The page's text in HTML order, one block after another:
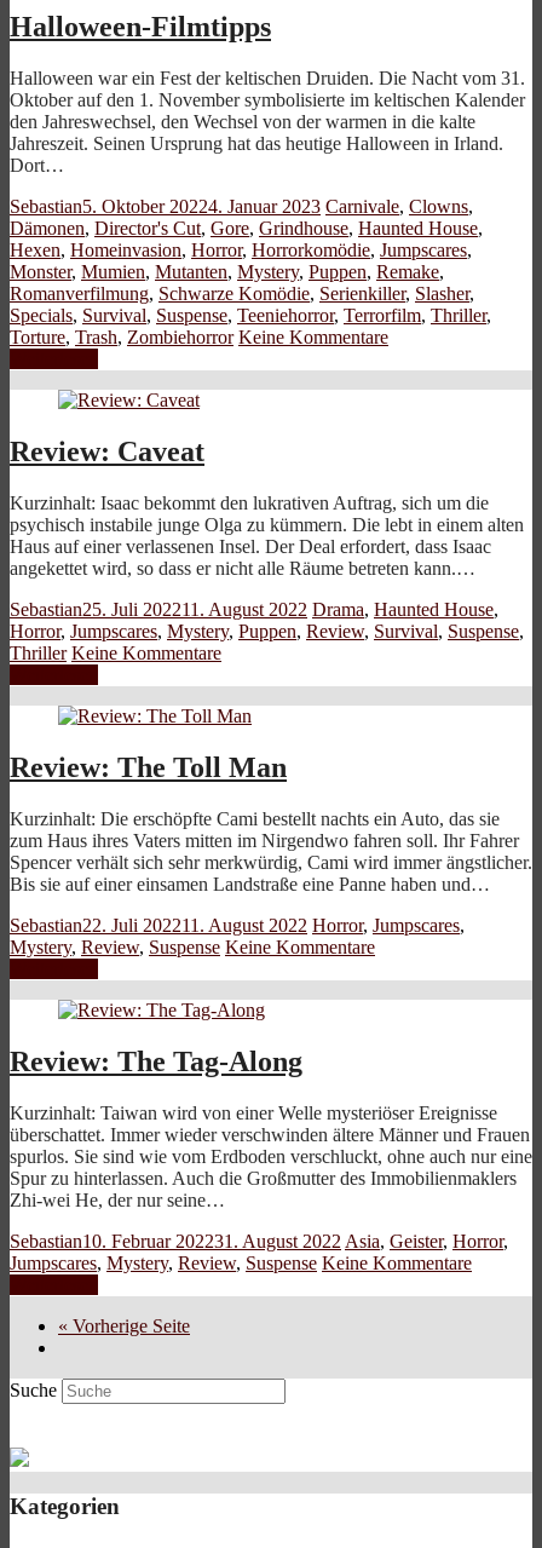
Halloween-Filmtipps
Halloween war ein Fest der keltischen Druiden. Die Nacht vom 31.
Oktober auf den 1. November symbolisierte im keltischen Kalender
den Jahreswechsel, den Wechsel von der warmen in die kalte
Jahreszeit. Seinen Ursprung hat das heutige Halloween in Irland.
Dort…
Sebastian5. Oktober 20224. Januar 2023 Carnivale, Clowns,
Dämonen, Director's Cut, Gore, Grindhouse, Haunted House,
Hexen, Homeinvasion, Horror, Horrorkomödie, Jumpscares,
Monster, Mumien, Mutanten, Mystery, Puppen, Remake,
Romanverfilmung, Schwarze Komödie, Serienkiller, Slasher,
Specials, Survival, Suspense, Teeniehorror, Terrorfilm, Thriller,
Torture, Trash, Zombiehorror Keine Kommentare
Review: Caveat
Kurzinhalt: Isaac bekommt den lukrativen Auftrag, sich um die
psychisch instabile junge Olga zu kümmern. Die lebt in einem alten
Haus auf einer verlassenen Insel. Der Deal erfordert, dass Isaac
angekettet wird, so dass er nicht alle Räume betreten kann.…
Sebastian25. Juli 202211. August 2022 Drama, Haunted House,
Horror, Jumpscares, Mystery, Puppen, Review, Survival, Suspense,
Thriller Keine Kommentare
Review: The Toll Man
Kurzinhalt: Die erschöpfte Cami bestellt nachts ein Auto, das sie
zum Haus ihres Vaters mitten im Nirgendwo fahren soll. Ihr Fahrer
Spencer verhält sich sehr merkwürdig, Cami wird immer ängstlicher.
Bis sie auf einer einsamen Landstraße eine Panne haben und…
Sebastian22. Juli 202211. August 2022 Horror, Jumpscares,
Mystery, Review, Suspense Keine Kommentare
Review: The Tag-Along
Kurzinhalt: Taiwan wird von einer Welle mysteriöser Ereignisse
überschattet. Immer wieder verschwinden ältere Männer und Frauen
spurlos. Sie sind wie vom Erdboden verschluckt, ohne auch nur eine
Spur zu hinterlassen. Auch die Großmutter des Immobilienmaklers
Zhi-wei He, der nur seine…
Sebastian10. Februar 202231. August 2022 Asia, Geister, Horror,
Jumpscares, Mystery, Review, Suspense Keine Kommentare
« Vorherige Seite
Suche
Kategorien